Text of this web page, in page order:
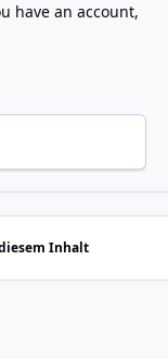
have an account,
Inhalt